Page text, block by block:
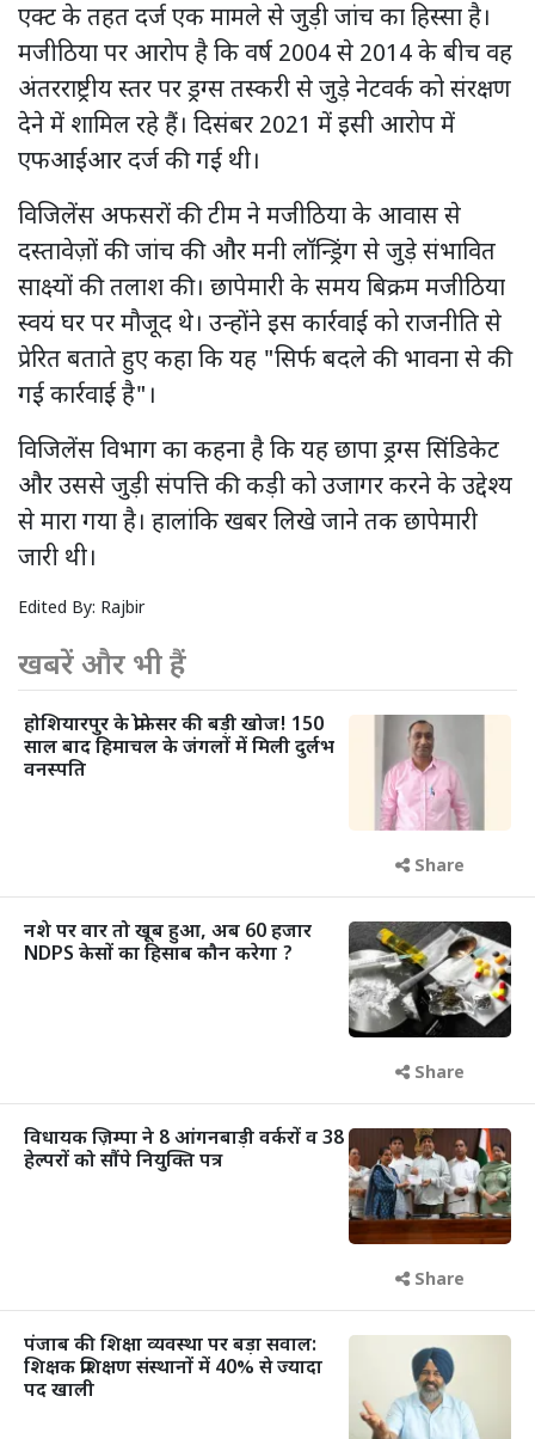
एक्ट के तहत दर्ज एक मामले से जुड़ी जांच का हिस्सा है।
मजीठिया पर आरोप है कि वर्ष 2004 से 2014 के बीच वह
अंतरराष्ट्रीय स्तर पर ड्रग्स तस्करी से जुड़े नेटवर्क को संरक्षण
देने में शामिल रहे हैं। दिसंबर 2021 में इसी आरोप में
एफआईआर दर्ज की गई थी।
विजिलेंस अफसरों की टीम ने मजीठिया के आवास से
दस्तावेज़ों की जांच की और मनी लॉन्ड्रिंग से जुड़े संभावित
साक्ष्यों की तलाश की। छापेमारी के समय बिक्रम मजीठिया
स्वयं घर पर मौजूद थे। उन्होंने इस कार्रवाई को राजनीति से
प्रेरित बताते हुए कहा कि यह "सिर्फ बदले की भावना से की
गई कार्रवाई है"।
विजिलेंस विभाग का कहना है कि यह छापा ड्रग्स सिंडिकेट
और उससे जुड़ी संपत्ति की कड़ी को उजागर करने के उद्देश्य
से मारा गया है। हालांकि खबर लिखे जाने तक छापेमारी
जारी थी।
Edited By: Rajbir
खबरें और भी हैं
होशियारपुर के प्रोफेसर की बड़ी खोज! 150
साल बाद हिमाचल के जंगलों में मिली दुर्लभ
वनस्पति
Share
नशे पर वार तो खूब हुआ, अब 60 हजार
NDPS केसों का हिसाब कौन करेगा ?
Share
विधायक ज़िम्पा ने 8 आंगनबाड़ी वर्करों व 38
हेल्परों को सौंपे नियुक्ति पत्र
Share
पंजाब की शिक्षा व्यवस्था पर बड़ा सवाल:
शिक्षक प्रशिक्षण संस्थानों में 40% से ज्यादा
पद खाली